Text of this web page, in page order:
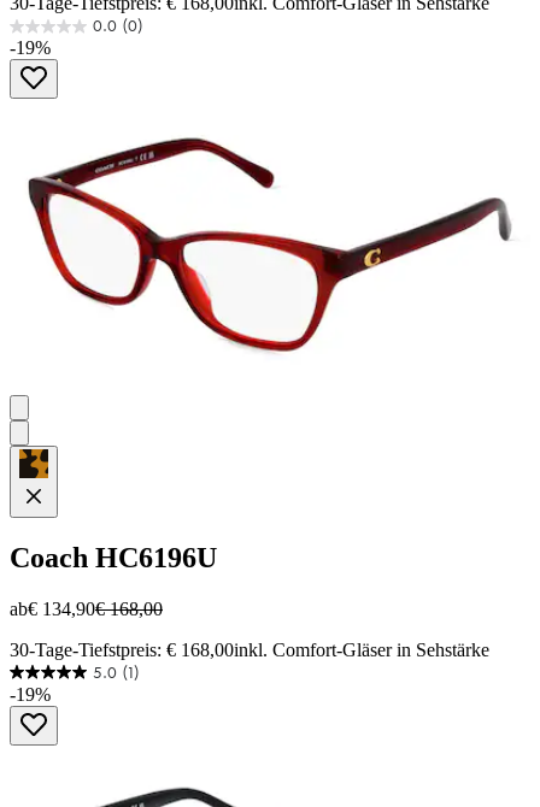
0.0 (0)
0.0
von
Sternen.
-19%
Coach HC6196U
ab€ 134,90€ 168,00
30-Tage-Tiefstpreis: € 168,00inkl. Comfort-Gläser in Sehstärke
5.0 (1)
5.0
von
Sternen.
-19%